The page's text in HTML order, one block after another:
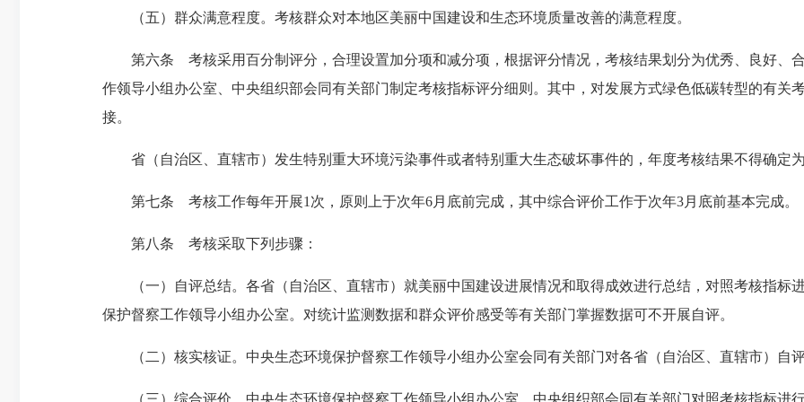
（五）群众满意程度。考核群众对本地区美丽中国建设和生态环境质量改善的满意程度。
第六条 考核采用百分制评分，合理设置加分项和减分项，根据评分情况，考核结果划分为优秀、良好、
作领导小组办公室、中央组织部会同有关部门制定考核指标评分细则。其中，对发展方式绿色低碳转型的有关
接。
省（自治区、直辖市）发生特别重大环境污染事件或者特别重大生态破坏事件的，年度考核结果不得确定
第七条 考核工作每年开展1次，原则上于次年6月底前完成，其中综合评价工作于次年3月底前基本完成。
第八条 考核采取下列步骤：
（一）自评总结。各省（自治区、直辖市）就美丽中国建设进展情况和取得成效进行总结，对照考核指标
保护督察工作领导小组办公室。对统计监测数据和群众评价感受等有关部门掌握数据可不开展自评。
（二）核实核证。中央生态环境保护督察工作领导小组办公室会同有关部门对各省（自治区、直辖市）自
（三）综合评价。中央生态环境保护督察工作领导小组办公室、中央组织部会同有关部门对照考核指标进